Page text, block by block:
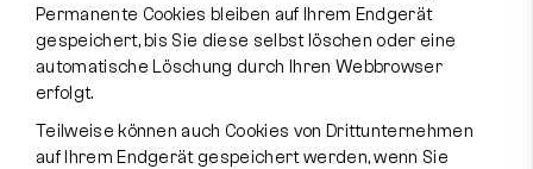
Permanente Cookies bleiben auf Ihrem Endgerät
gespeichert, bis Sie diese selbst löschen oder eine
automatische Löschung durch Ihren Webbrowser
erfolgt.
Teilweise können auch Cookies von Drittunternehmen
auf Ihrem Endgerät gespeichert werden, wenn Sie